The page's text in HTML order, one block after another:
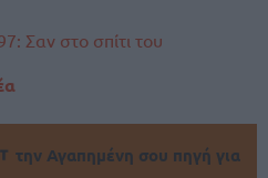
Σαν στο σπίτι του
την Αγαπημένη σου πηγή για